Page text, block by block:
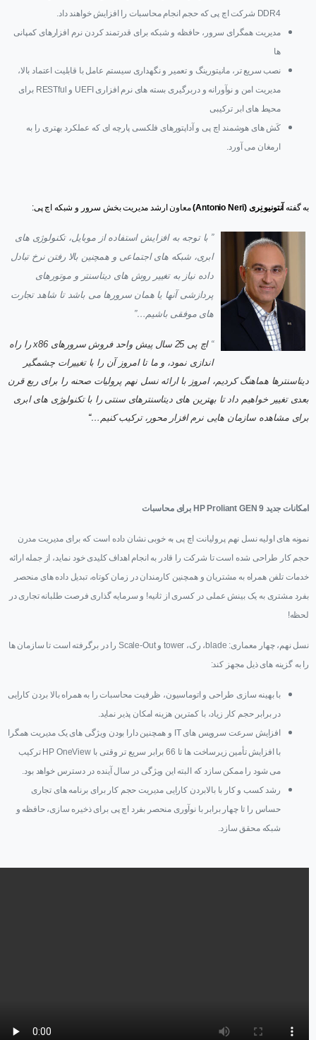
DDR4 شرکت اچ پی که حجم انجام محاسبات را افزایش خواهند داد.
مدیریت همگرای سرور، حافظه و شبکه برای قدرتمند کردن نرم افزارهای کمپانی
ها
نصب سریع تر، مانیتورینگ و تعمیر و نگهداری سیستم عامل با قابلیت اعتماد بالا،
مدیریت امن و نوآورانه و دربرگیری بسته های نرم افزاری UEFI و RESTful برای
محیط های ابر ترکیبی
کَش های هوشمند اچ پی و آداپتورهای فلکسی پارچه ای که عملکرد بهتری را به
ارمغان می آورد.
به گفتهآنتونیو نِری (Antonio Neri) معاون ارشد مدیریت بخش سرور و شبکه اچ پی:
” با توجه به افزایش استفاده از موبایل، تکنولوژی های
ابری، شبکه های اجتماعی و همچنین بالا رفتن نرخ تبادل
داده نیاز به تغییر روش های دیتاسنتر و موتورهای
پردازشی آنها یا همان سرورها می باشد تا شاهد تجارت
های موفقی باشیم…”
“
اچ پی 25 سال پیش واحد فروش سرورهای x86 را راه
اندازی نمود، و ما تا امروز آن را با تغییرات چشمگیر
دیتاسنترها هماهنگ کردیم، امروز با ارائه نسل نهم پرولیات صحنه را برای ربع قرن
بعدی تغییر خواهیم داد تا بهترین های دیتاسنترهای سنتی را با تکنولوژی های ابری
برای مشاهده سازمان هایی نرم افزار محور، ترکیب کنیم…“
امکانات جدید HP Proliant GEN 9 برای محاسبات
نمونه های اولیه نسل نهم پرولیانت اچ پی به خوبی نشان داده است که برای مدیریت مدرن
حجم کار طراحی شده است تا شرکت را قادر به انجام اهداف کلیدی خود نماید، از جمله ارائه
خدمات تلفن همراه به مشتریان و همچنین کارمندان در زمان کوتاه، تبدیل داده های منحصر
بفرد مشتری به یک بینش عملی در کسری از ثانیه! و سرمایه گذاری فرصت طلبانه تجاری در
لحظه!
نسل نهم، چهار معماری: blade، رک، tower و Scale-Out را در برگرفته است تا سازمان ها
را به گزینه های ذیل مجهز کند:
با بهینه سازی طراحی و اتوماسیون، ظرفیت محاسبات را به همراه بالا بردن کارایی
در برابر حجم کار زیاد، با کمترین هزینه امکان پذیر نماید.
افزایش سرعت سرویس های IT و همچنین دارا بودن ویژگی های یک مدیریت همگرا
با افزایش تأمین زیرساخت ها تا 66 برابر سریع تر وقتی با HP OneView ترکیب
می شود را ممکن سازد که البته این ویژگی در سال آینده در دسترس خواهد بود.
رشد کسب و کار با بالابردن کارایی مدیریت حجم کار برای برنامه های تجاری
حساس را تا چهار برابر با نوآوری منحصر بفرد اچ پی برای ذخیره سازی، حافظه و
شبکه محقق سازد.